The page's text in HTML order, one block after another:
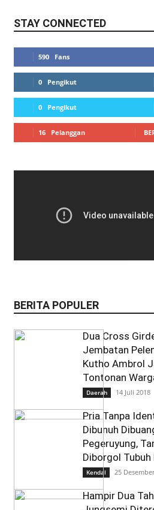
STAY CONNECTED
590 Fans
0 Pengikut
0 Pengikut
16 Pelanggan
BERITA POPULER
Dua Cross
Jembatan
Kutho Ambrol
Tontonan
Daerah 14 Juli 2018
Pria Tanpa
Dibunuh
Pegeruyung,
Diborgol Tubuh
Kendal 25
Hampir Dua